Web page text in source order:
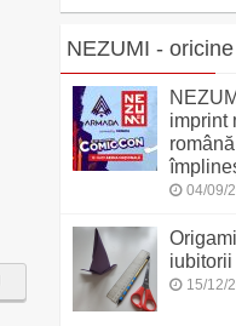
NEZUMI -
imprint
04/09/
iubitorii
15/12/